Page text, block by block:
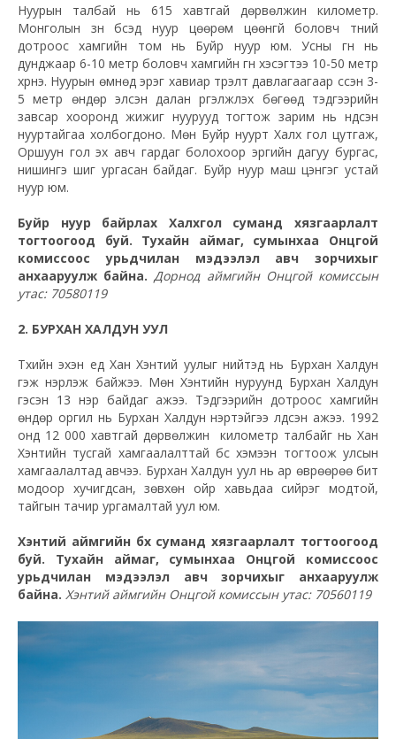
Нуурын талбай нь 615 хавтгай дөрвөлжин километр.
Монголын зүүн бүсэд нуур цөөрөм цөөнгүй боловч түүний
дотроос хамгийн том нь Буйр нуур юм. Усны гүн нь
дунджаар 6-10 метр боловч хамгийн гүн хэсэгтээ 10-50 метр
хүрнэ. Нуурын өмнөд эрэг хавиар түрэлт давлагаагаар үүссэн 3-
5 метр өндөр элсэн далан үргэлжлэх бөгөөд тэдгээрийн
завсар хооронд жижиг нуурууд тогтож зарим нь үндсэн
нууртайгаа холбогдоно. Мөн Буйр нуурт Халх гол цутгаж,
Оршуун гол эх авч гардаг болохоор эргийн дагуу бургас,
нишингэ шигүү ургасан байдаг. Буйр нуур маш цэнгэг устай
нуур юм.
Буйр нуур байрлах Халхгол суманд хязгаарлалт
тогтоогоод буй. Тухайн аймаг, сумынхаа Онцгой
комиссоос урьдчилан мэдээлэл авч зорчихыг
анхааруулж байна.Дорнод аймгийн Онцгой комиссын
утас: 70580119
2. БУРХАН ХАЛДУН УУЛ
Түүхийн эхэн үед Хан Хэнтий уулыг нийтэд нь Бурхан Халдун
гэж нэрлэж байжээ. Мөн Хэнтийн нуруунд Бурхан Халдун
гэсэн 13 нэр байдаг ажээ. Тэдгээрийн дотроос хамгийн
өндөр оргил нь Бурхан Халдун нэртэйгээ үлдсэн ажээ. 1992
онд 12 000 хавтгай дөрвөлжин километр талбайг нь Хан
Хэнтийн тусгай хамгаалалттай бүс хэмээн тогтоож улсын
хамгаалалтад авчээ. Бурхан Халдун уул нь ар өврөөрөө битүү
модоор хучигдсан, зөвхөн ойр хавьдаа сийрэг модтой,
тайгын тачир ургамалтай уул юм.
Хэнтий аймгийн бүх суманд хязгаарлалт тогтоогоод
буй. Тухайн аймаг, сумынхаа Онцгой комиссоос
урьдчилан мэдээлэл авч зорчихыг анхааруулж
байна. Хэнтий аймгийн Онцгой комиссын утас: 70560119